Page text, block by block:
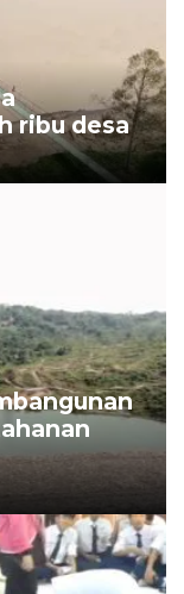
ribu desa